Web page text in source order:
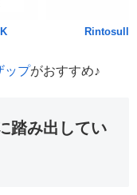
Rintosull
ップがおすすめ♪
踏み出してい